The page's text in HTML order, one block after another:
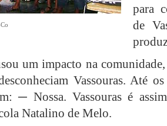
para
de
um impacto na
Vassouras. Até
─ Nossa. Vassouras é
Natalino de Melo.